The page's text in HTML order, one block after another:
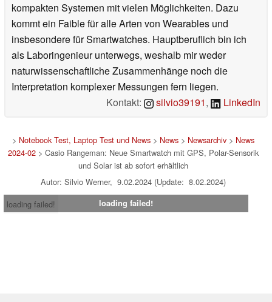
kompakten Systemen mit vielen Möglichkeiten. Dazu
kommt ein Faible für alle Arten von Wearables und
insbesondere für Smartwatches. Hauptberuflich bin ich
als Laboringenieur unterwegs, weshalb mir weder
naturwissenschaftliche Zusammenhänge noch die
Interpretation komplexer Messungen fern liegen.
Kontakt:
silvio39191, LinkedIn
> Notebook Test, Laptop Test und News> News> Newsarchiv> News
2024-02> Casio Rangeman: Neue Smartwatch mit GPS, Polar-Sensorik
und Solar ist ab sofort erhältlich
Autor: Silvio Werner, 9.02.2024 (Update: 8.02.2024)
loading failed!
loading failed!